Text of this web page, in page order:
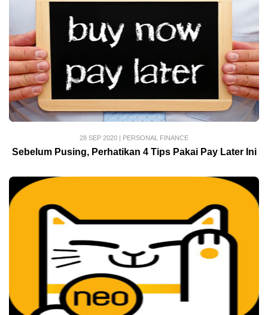
28 SEP 2020 | PERSONAL FINANCE
Sebelum Pusing, Perhatikan 4 Tips Pakai Pay Later Ini